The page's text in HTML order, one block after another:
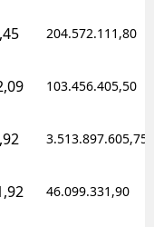
204.572.111,80
103.456.405,50
3.513.897.605,75
46.099.331,90